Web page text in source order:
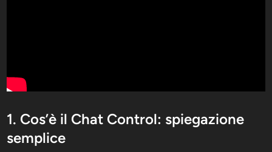
1. Cos’è il Chat Control: spiegazione
semplice